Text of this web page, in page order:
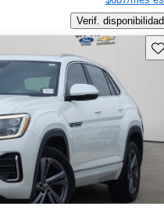
Verif. disponibilidad